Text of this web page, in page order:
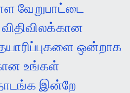
வேறுபாட்டை
ஒன்றாக
உங்கள்
இன்றே